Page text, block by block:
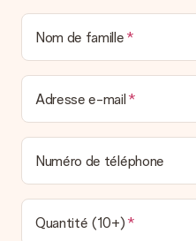
Nom de famille
Adresse e-mail
Numéro de téléphone
Quantité (10+)